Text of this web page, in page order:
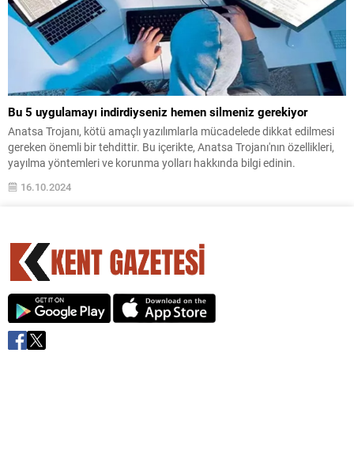
Bu 5 uygulamayı indirdiyseniz hemen silmeniz gerekiyor
Anatsa Trojanı, kötü amaçlı yazılımlarla mücadelede dikkat edilmesi
gereken önemli bir tehdittir. Bu içerikte, Anatsa Trojanı'nın özellikleri,
yayılma yöntemleri ve korunma yolları hakkında bilgi edinin.
16.10.2024